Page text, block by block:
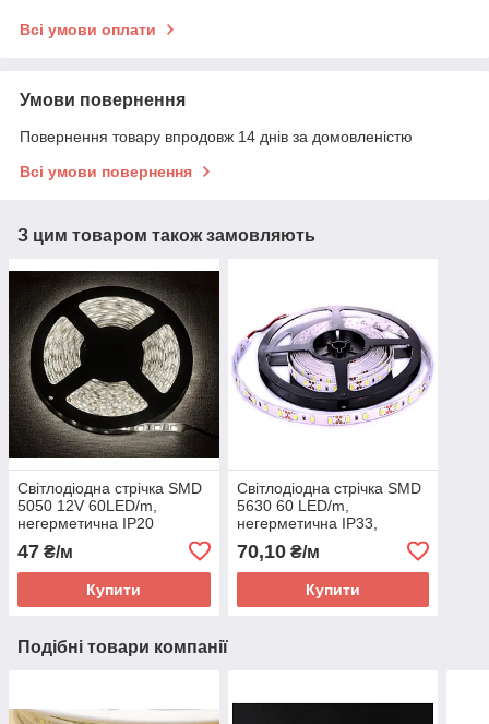
Всі умови оплати
Умови повернення
Повернення товару впродовж 14 днів за домовленістю
Всі умови повернення
З цим товаром також замовляють
Світлодіодна стрічка SMD
5050 12V 60LED/m,
негерметична IP20
47 ₴/м
Купити
Світлодіодна стрічка SMD
5630 60 LED/m,
негерметична IP33,
70,10₴/м
Купити
Подібні товари компанії